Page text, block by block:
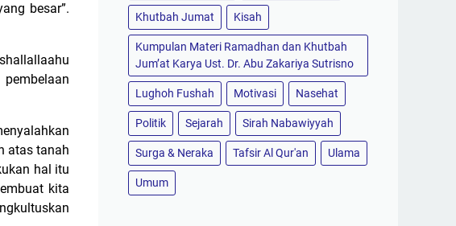
besar”.
atas tanah
hal itu
kita
Khutbah Jumat Kisah
Kumpulan Materi Ramadhan dan Khutbah
Jum’at Karya Ust. Dr. Abu Zakariya Sutrisno
Lughoh Fushah Motivasi Nasehat
Politik Sejarah Sirah Nabawiyyah
Surga & Neraka Tafsir Al Qur'an Ulama
Umum